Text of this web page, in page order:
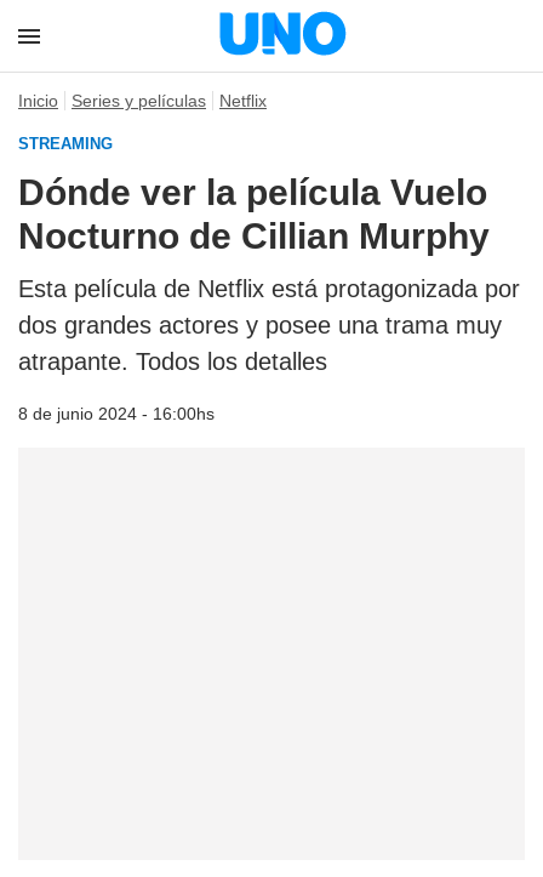
Inicio Series y películas Netflix
STREAMING
Dónde ver la película Vuelo
Nocturno de Cillian Murphy
Esta película de Netflix está protagonizada por
dos grandes actores y posee una trama muy
atrapante. Todos los detalles
8 de junio 2024 - 16:00hs